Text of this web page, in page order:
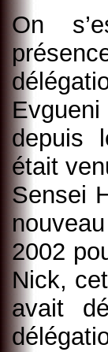
On
depuis
était
Sensei
2002
Nick,
avait